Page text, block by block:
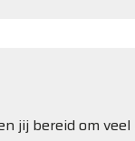
jij bereid om